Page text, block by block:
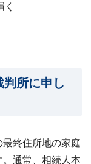
所に申し
終住所地の家庭
通常、相続人本